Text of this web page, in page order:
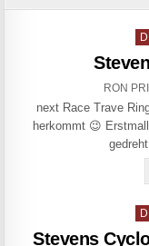
RON
next Race Trave
herkommt 😉
Stevens